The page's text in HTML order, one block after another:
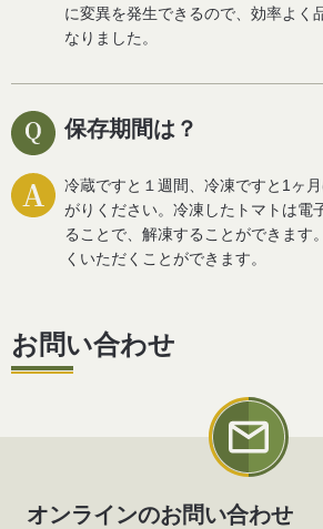
に変異を発生できるので、効率よく
なりました。
保存期間は？
冷蔵ですと１週間、冷凍ですと1ヶ
がりください。 冷凍したトマトは電
ることで、解凍することができます
くいただくことができます。
お問い合わせ
オンラインのお問い合わせ